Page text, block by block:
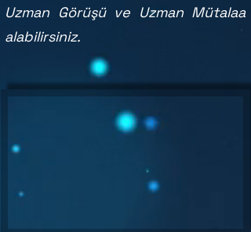
Uzman Görüşü ve Uzman Mütalaa
alabilirsiniz.